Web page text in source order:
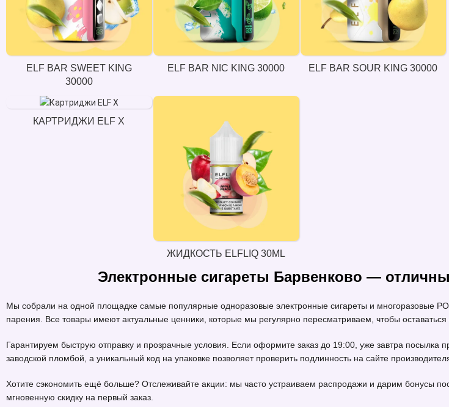
ELF BAR SWEET KING
30000
ELF BAR NIC KING 30000 ELF BAR SOUR KING 30000
КАРТРИДЖИ ELF X
ЖИДКОСТЬ ELFLIQ 30ML
Электронные сигареты Барвенково —
Мы собрали на одной площадке самые популярные одноразовые электронные сигареты и многоразовые
парения. Все товары имеют актуальные ценники, которые мы регулярно пересматриваем, чтобы
Гарантируем быструю отправку и прозрачные условия. Если оформите заказ до 19:00, уже завтра
заводской пломбой, а уникальный код на упаковке позволяет проверить подлинность на сайте
Хотите сэкономить ещё больше? Отслеживайте акции: мы часто устраиваем распродажи и дарим бонусы
мгновенную скидку на первый заказ.